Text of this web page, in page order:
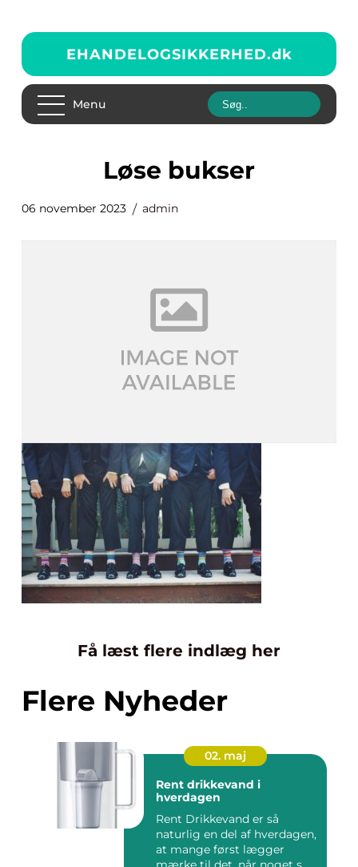
EHANDELOGSIKKERHED.dk
Menu
løse bukser
06 november 2023 admin
Få læst flere indlæg her
Flere Nyheder
02. maj
Rent drikkevand i
hverdagen
Rent Drikkevand er så
naturlig en del af hverdagen,
at mange først lægger